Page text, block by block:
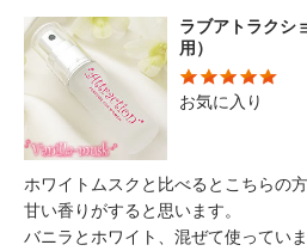
ラブアトラクシ
用）
お気に入り
ホワイトムスクと比べるとこちらの
甘い香りがすると思います。
バニラとホワイト、混ぜて使っていま